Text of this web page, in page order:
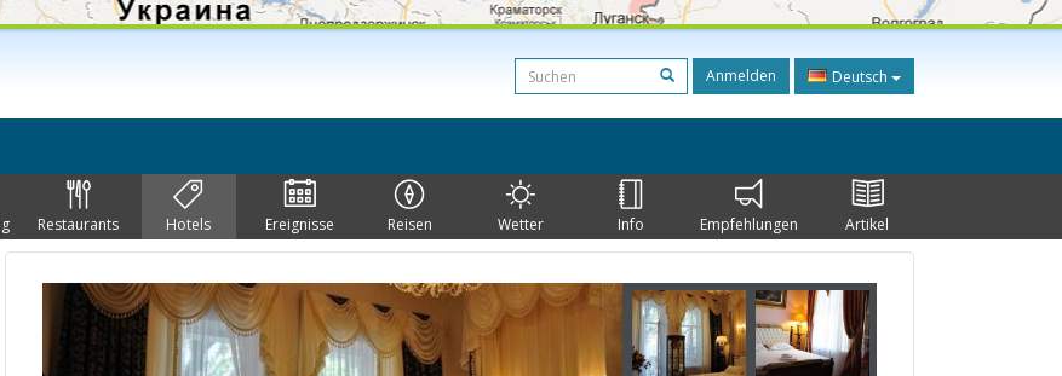
Anmelden Deutsch
Restaurants Hotels Ereignisse Reisen Wetter Info Empfehlungen Artikel